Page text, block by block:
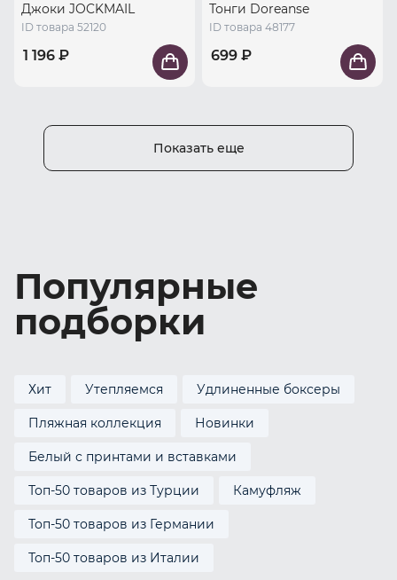
Джоки JOCKMAIL
ID товара 52120
1 196 ₽
Тонги Doreanse
ID товара 48177
699 ₽
Показать еще
Популярные
подборки
Хит Утепляемся Удлиненные боксеры
Пляжная коллекция Новинки
Белый с принтами и вставками
Топ-50 товаров из Турции Камуфляж
Топ-50 товаров из Германии
Топ-50 товаров из Италии